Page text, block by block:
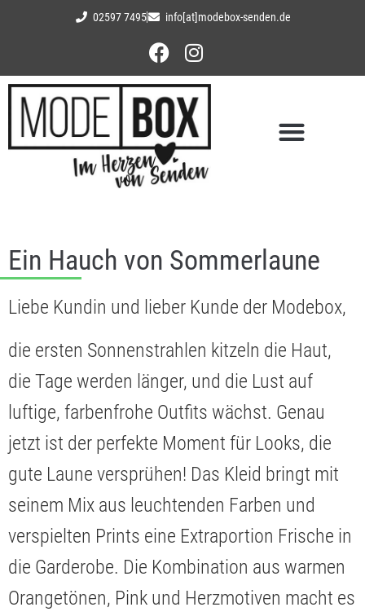
02597 7495 info[at]modebox-senden.de
Ein Hauch von Sommerlaune
Liebe Kundin und lieber Kunde der Modebox,
die ersten Sonnenstrahlen kitzeln die Haut,
die Tage werden länger, und die Lust auf
luftige, farbenfrohe Outfits wächst. Genau
jetzt ist der perfekte Moment für Looks, die
gute Laune versprühen! Das Kleid bringt mit
seinem Mix aus leuchtenden Farben und
verspielten Prints eine Extraportion Frische in
die Garderobe. Die Kombination aus warmen
Orangetönen, Pink und Herzmotiven macht es